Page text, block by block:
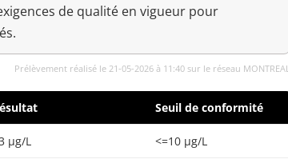
de qualité en vigueur pour
Prélèvement réalisé le 21-05-2026 à 11:40 sur le réseau MONTREAL
Seuil de conformité
µg/L <=10 µg/L